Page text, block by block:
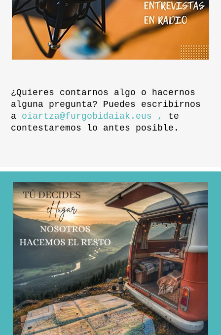
¿Quieres contarnos algo o hacernos
alguna pregunta? Puedes escribirnos
a oiartza@furgobidaiak.eus ,
te
contestaremos lo antes posible.